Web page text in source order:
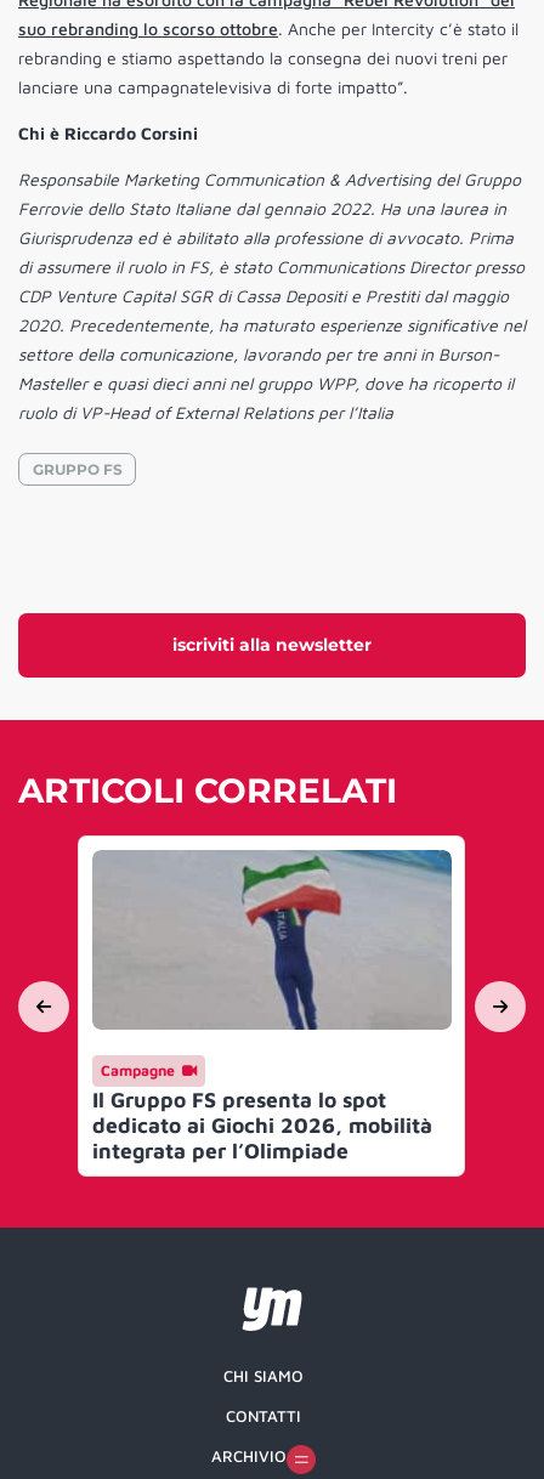
iscriviti alla newsletter
suo rebranding lo scorso ottobre. Anche per Intercity c’è stato il
rebranding e stiamo aspettando la consegna dei nuovi treni per
lanciare una campagnatelevisiva di forte impatto”.
Chi è Riccardo Corsini
Responsabile Marketing Communication & Advertising del Gruppo
Ferrovie dello Stato Italiane dal gennaio 2022. Ha una laurea in
Giurisprudenza ed è abilitato alla professione di avvocato. Prima
di assumere il ruolo in FS, è stato Communications Director presso
CDP Venture Capital SGR di Cassa Depositi e Prestiti dal maggio
2020. Precedentemente, ha maturato esperienze significative nel
settore della comunicazione, lavorando per tre anni in Burson-
Masteller e quasi dieci anni nel gruppo WPP, dove ha ricoperto il
ruolo di VP-Head of External Relations per l’Italia​
GRUPPO FS
ARTICOLI CORRELATI
Campagne
Il Gruppo FS presenta lo spot
dedicato ai Giochi 2026, mobilità
integrata per l’Olimpiade
CHI SIAMO
CONTATTI
ARCHIVIO